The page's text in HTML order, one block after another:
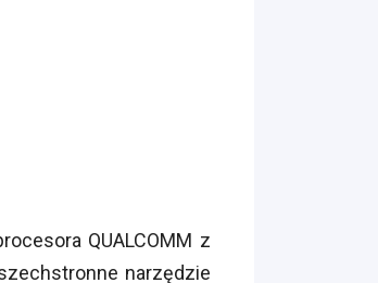
QUALCOMM z
narzędzie